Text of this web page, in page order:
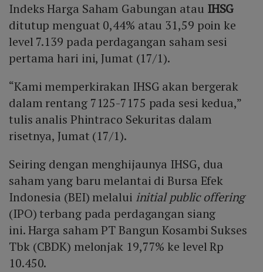
Indeks Harga Saham Gabungan atau IHSG
ditutup menguat 0,44% atau 31,59 poin ke
level 7.139 pada perdagangan saham sesi
pertama hari ini, Jumat (17/1).
“Kami memperkirakan IHSG akan bergerak
dalam rentang 7125-7175 pada sesi kedua,”
tulis analis Phintraco Sekuritas dalam
risetnya, Jumat (17/1).
Seiring dengan menghijaunya IHSG, dua
saham yang baru melantai di Bursa Efek
Indonesia (BEI) melalui initial public offering
(IPO) terbang pada perdagangan siang
ini. Harga saham PT Bangun Kosambi Sukses
Tbk (CBDK) melonjak 19,77% ke level Rp
10.450.